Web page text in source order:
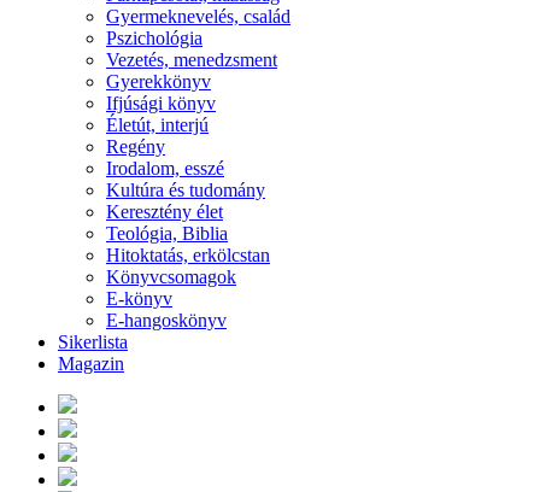
Gyermeknevelés, család
Pszichológia
Vezetés, menedzsment
Gyerekkönyv
Ifjúsági könyv
Életút, interjú
Regény
Irodalom, esszé
Kultúra és tudomány
Keresztény élet
Teológia, Biblia
Hitoktatás, erkölcstan
Könyvcsomagok
E-könyv
E-hangoskönyv
Sikerlista
Magazin